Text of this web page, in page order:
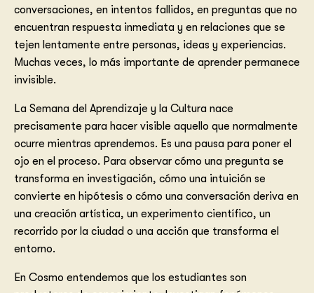
conversaciones, en intentos fallidos, en preguntas que no
encuentran respuesta inmediata y en relaciones que se
tejen lentamente entre personas, ideas y experiencias.
Muchas veces, lo más importante de aprender permanece
invisible.
La Semana del Aprendizaje y la Cultura nace
precisamente para hacer visible aquello que normalmente
ocurre mientras aprendemos. Es una pausa para poner el
ojo en el proceso. Para observar cómo una pregunta se
transforma en investigación, cómo una intuición se
convierte en hipótesis o cómo una conversación deriva en
una creación artística, un experimento científico, un
recorrido por la ciudad o una acción que transforma el
entorno.
En Cosmo entendemos que los estudiantes son